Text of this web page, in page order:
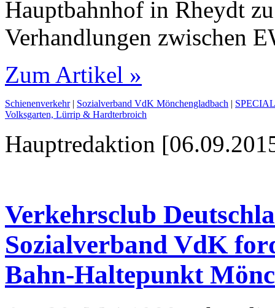
Hauptbahnhof in Rheydt
Verhandlungen zwischen
Zum Artikel »
Schienenverkehr| Sozialverband VdK Mönchengladbach |
Volksgarten, Lürrip & Hardterbroich
Hauptredaktion
Verkehrsclub
Sozialverband VdK
Bahn-Haltepunkt